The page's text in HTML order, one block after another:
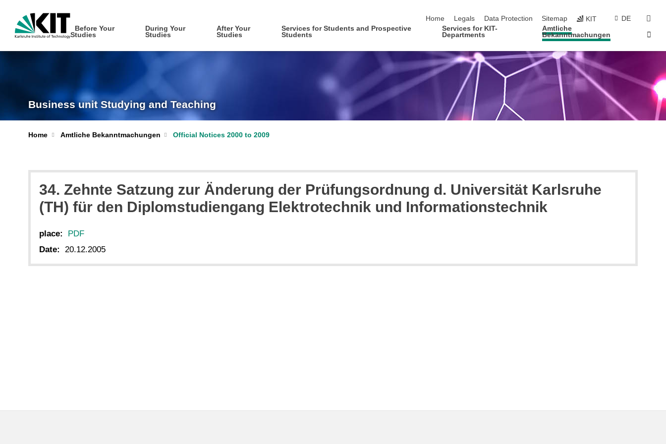
Home
Legals Data Protection Sitemap KIT DE
Before Your
Studies
During Your
Studies
After Your
Studies
Services for Students and Prospective
Students
Services for KIT-
Departments
Amtliche
Bekanntmachungen
Business unit Studying and Teaching
Home Amtliche Bekanntmachungen Official Notices 2000 to 2009
34. Zehnte Satzung zur Änderung der Prüfungsordnung d. Universität Karlsruhe
(TH) für den Diplomstudiengang Elektrotechnik und Informationstechnik
place:
PDF
Date:
20.12.2005